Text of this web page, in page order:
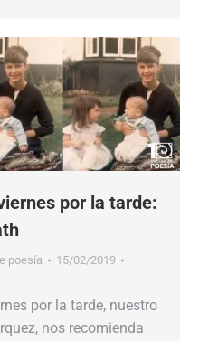
por la tarde:
poesía
15/02/2019
por la tarde, nuestro
nos recomienda